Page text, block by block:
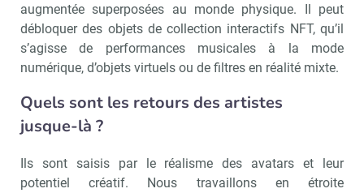
augmentée superposées au monde physique. Il peut
débloquer des objets de collection interactifs NFT, qu’il
s’agisse de performances musicales à la mode
numérique, d’objets virtuels ou de filtres en réalité mixte.
Quels sont les retours des artistes
jusque-là ?
Ils sont saisis par le réalisme des avatars et leur
potentiel créatif. Nous travaillons en étroite